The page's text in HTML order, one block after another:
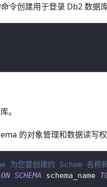
令创建用于登录 Db2 数据
。
的对象管理和数据读写权
为您要创建的 Schem 名称
ON SCHEMA schema_name